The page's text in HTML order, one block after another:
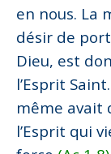
en nous. La
désir de
Dieu, est
l’Esprit
même avait
l’Esprit qui